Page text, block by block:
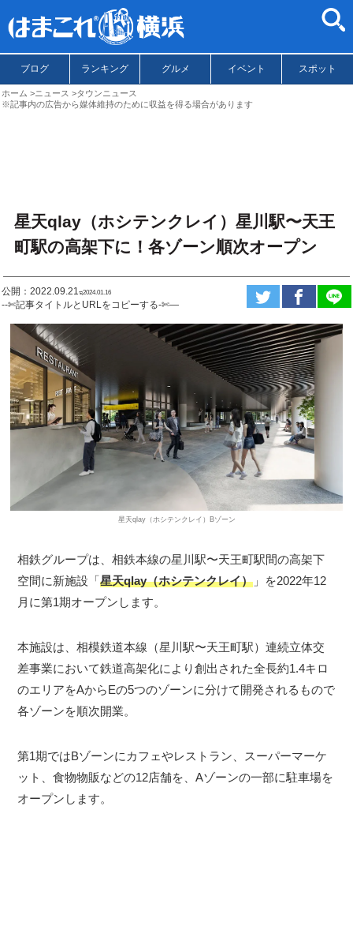
ブログ ランキング グルメ イベント スポット
ホーム ニュース
タウンニュース
※記事内の広告から媒体維持のために収益を得る場合があります
星天qlay（ホシテンクレイ）星川駅〜天王
町駅の高架下に！各ゾーン順次オープン
公開：2022.09.21ಇ2024.01.16
--✄記事タイトルとURLをコピーする-✄—
星天qlay（ホシテンクレイ）Bゾーン
相鉄グループは、相鉄本線の星川駅〜天王町駅間の高架下
空間に新施設「星天qlay（ホシテンクレイ） 」を2022年12
月に第1期オープンします。
本施設は、相模鉄道本線（星川駅〜天王町駅）連続立体交
差事業において鉄道高架化により創出された全長約1.4キロ
のエリアをAからEの5つのゾーンに分けて開発されるもので
各ゾーンを順次開業。
第1期ではBゾーンにカフェやレストラン、スーパーマーケ
ット、食物物販などの12店舗を、Aゾーンの一部に駐車場を
オープンします。